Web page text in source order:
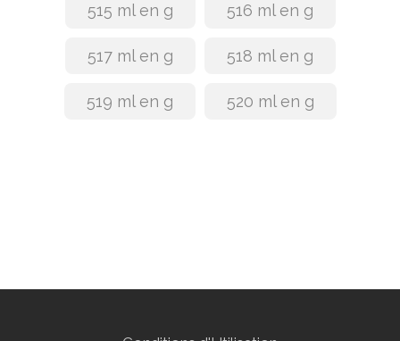
515 ml en g 516 ml en g
517 ml en g 518 ml en g
519 ml en g 520 ml en g